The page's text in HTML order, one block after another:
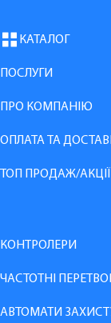
КАТАЛОГ
ПОСЛУГИ
ПРО КОМПАНІЮ
ОПЛАТА ТА
ТОП ПРОДАЖ/АКЦІЇ
КОНТРОЛЕРИ
ЧАСТОТНІ
АВТОМАТИ